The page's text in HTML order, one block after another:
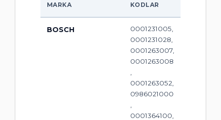
MARKA KODLAR
BOSCH
0001231005,
0001231028,
0001263007,
0001263008
0001263052,
0986021000
0001364100,